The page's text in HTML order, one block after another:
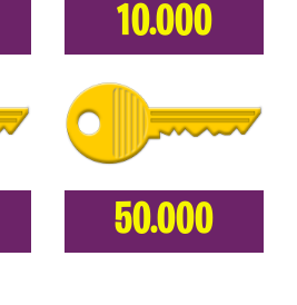
10.000
50.000